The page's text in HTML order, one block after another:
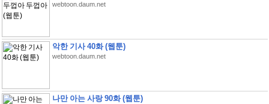
webtoon.daum.net
악한 기사 40화 (웹툰)
webtoon.daum.net
나만 아는 사랑 90화 (웹툰)